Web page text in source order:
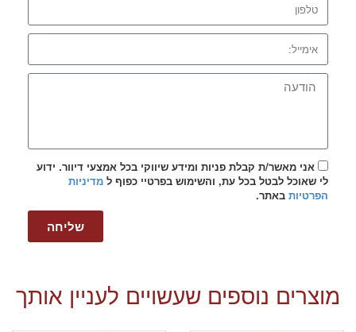
אני מאשר/ת קבלת פניות ומידע שיווקי בכל אמצעי דיוור. ידוע
לי שאוכל לבטל בכל עת, והשימוש בפרטיי כפוף ל מדיניות
הפרטיות באתר.
שליחה
מוצרים נוספים שעשויים לעניין אותך